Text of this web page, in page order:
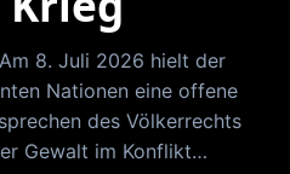
8. Juli 2026 hielt der
Nationen eine offene
des Völkerrechts
Gewalt im Konflikt…